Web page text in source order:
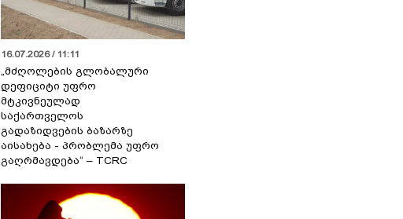
16.07.2026 / 11:11
„მძღოლების გლობალური
დეფიციტი უფრო
მტკივნეულად
საქართველოს
გადაზიდვების ბაზარზე
აისახება - პრობლემა უფრო
გაღრმავდება“ – TCRC